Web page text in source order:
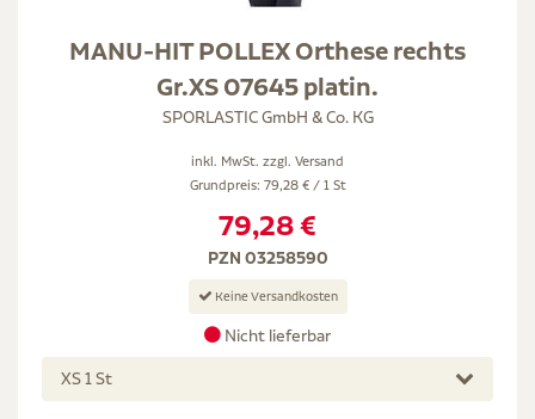
MANU-HIT POLLEX Orthese rechts
Gr.XS 07645 platin.
SPORLASTIC GmbH & Co. KG
inkl. MwSt. zzgl. Versand
Grundpreis: 79,28 € / 1 St
79,28 €
PZN 03258590
Keine Versandkosten
Nicht lieferbar
XS 1 St